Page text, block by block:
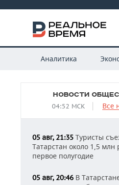
Аналитика
НОВОСТИ
04:52 МСК Все
05 авг, 21:35 Туристы
Татарстан около 1,5 млн
первое полугодие
05 авг, 20:46 В